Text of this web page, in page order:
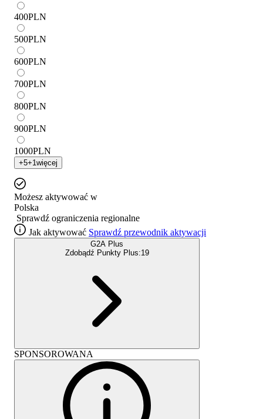
400PLN
500PLN
600PLN
700PLN
800PLN
900PLN
1000PLN
+5+1 więcej
Możesz aktywować w
Polska
Sprawdź ograniczenia regionalne
Jak aktywować Sprawdź przewodnik aktywacji
G2A Plus
Zdobądź Punkty Plus:19
SPONSOROWANA